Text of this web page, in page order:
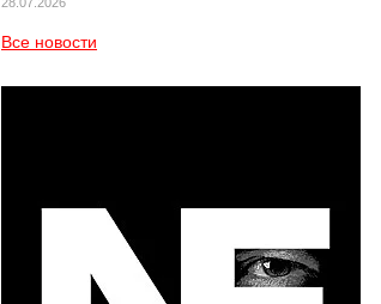
Все новости